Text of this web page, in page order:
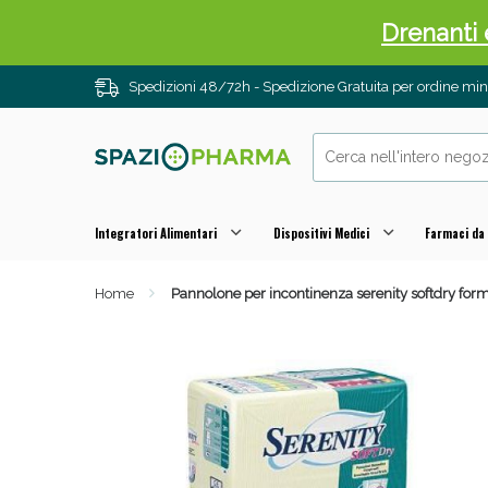
Spedizioni 48/72h - Spedizione Gratuita per ordine
Integratori Alimentari Dispositivi Medici Farmaci
Home Pannolone per incontinenza serenity softdry
Drenanti